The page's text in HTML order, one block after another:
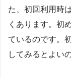
た、初回利用時
くあります。初
ているのです。
してみるとよい